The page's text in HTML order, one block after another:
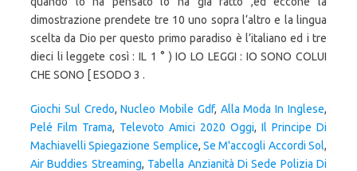
Giochi Sul Credo,Nucleo Mobile Gdf, Alla Moda In Inglese,
Pelé Film Trama, Televoto Amici 2020 Oggi, Il Principe Di
Machiavelli Spiegazione Semplice,Se M'accogli Accordi Sol,
Air Buddies Streaming, Tabella Anzianità Di Sede Polizia Di